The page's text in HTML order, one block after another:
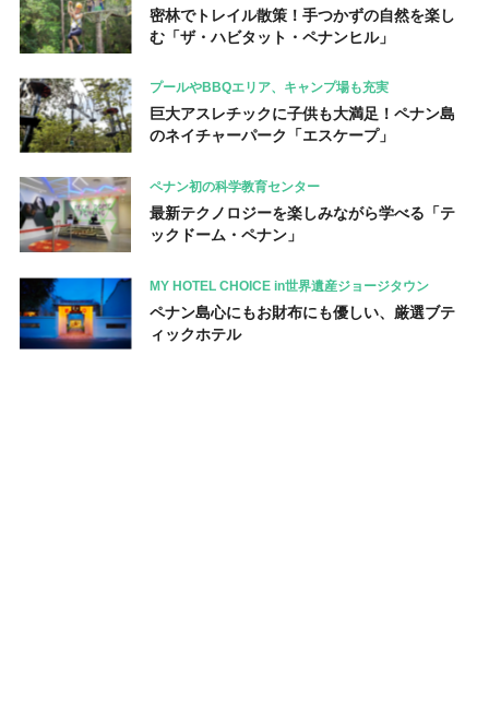
密林でトレイル散策！手つかずの自然を楽し
む「ザ・ハビタット・ペナンヒル」
プールやBBQエリア、キャンプ場も充実
巨大アスレチックに子供も大満足！ペナン島
のネイチャーパーク「エスケープ」
ペナン初の科学教育センター
最新テクノロジーを楽しみながら学べる「テ
ックドーム・ペナン」
MY HOTEL CHOICE in世界遺産ジョージタウン
ペナン島心にもお財布にも優しい、厳選ブテ
ィックホテル